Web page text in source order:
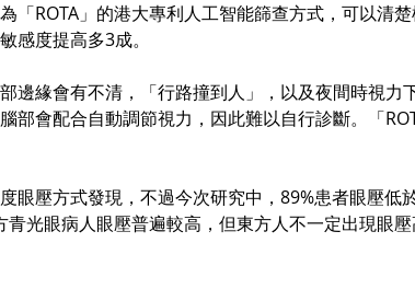
「ROTA」的港大專利人工智能篩查方式，可以清
感度提高多3成。
邊緣會有不清，「行路撞到人」，以及夜間時視力
部會配合自動調節視力，因此難以自行診斷。「
眼壓方式發現，不過今次研究中，89%患者眼壓低
光眼病人眼壓普遍較高，但東方人不一定出現眼